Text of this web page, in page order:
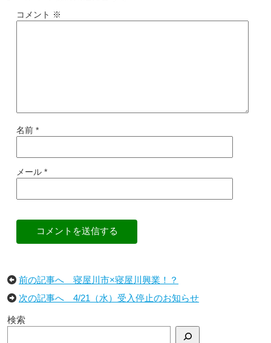
コメント ※
名前 *
メール *
コメントを送信する
前の記事へ 寝屋川市×寝屋川興業！？
次の記事へ 4/21（水）受入停止のお知らせ
検索